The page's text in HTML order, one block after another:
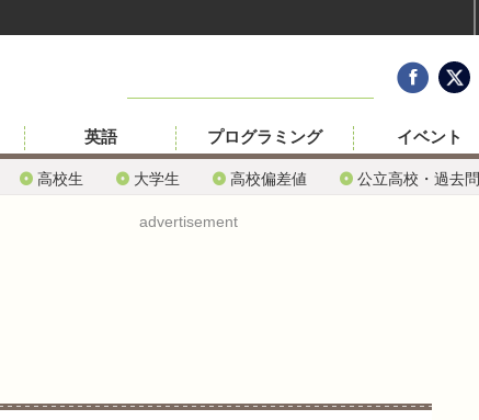
高校生 大学生 高校偏差値 公立高校・過去問
英語 プログラミング イベント
advertisement